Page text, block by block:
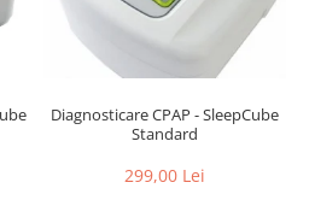
Diagnosticare CPAP - SleepCube
Standard
299,00 Lei